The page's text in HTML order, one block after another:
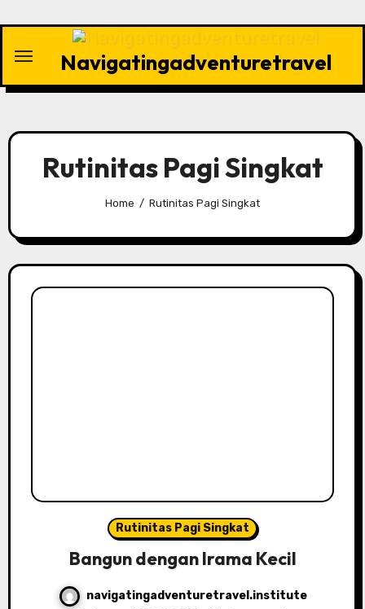
content
Navigatingadventuretravel
Rutinitas Pagi Singkat
Home Rutinitas Pagi Singkat
Rutinitas Pagi Singkat
Bangun dengan Irama Kecil
navigatingadventuretravel.institute